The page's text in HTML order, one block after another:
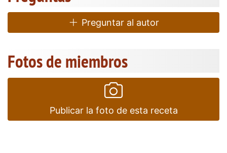
Preguntar al autor
Fotos de miembros
Publicar la foto de esta receta